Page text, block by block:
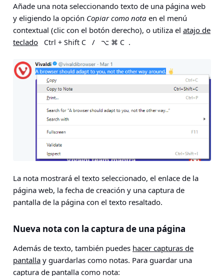
Añade una nota seleccionando texto de una página web
y eligiendo la opción Copiar como nota en el menú
contextual (clic con el botón derecho), o utiliza el atajo de
teclado
Ctrl + Shift C / ⌥ ⌘ C .
La nota mostrará el texto seleccionado, el enlace de la
página web, la fecha de creación y una captura de
pantalla de la página con el texto resaltado.
Nueva nota con la captura de una página
Además de texto, también puedes hacer capturas de
pantalla y guardarlas como notas. Para guardar una
captura de pantalla como nota: